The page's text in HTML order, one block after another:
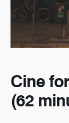
Cine
(62